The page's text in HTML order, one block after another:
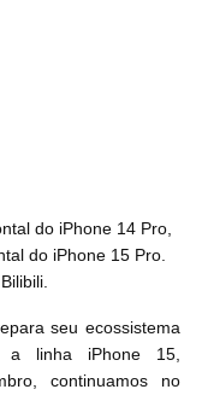
do iPhone 14 Pro,
do iPhone 15 Pro.
seu ecossistema
a linha iPhone 15,
continuamos no